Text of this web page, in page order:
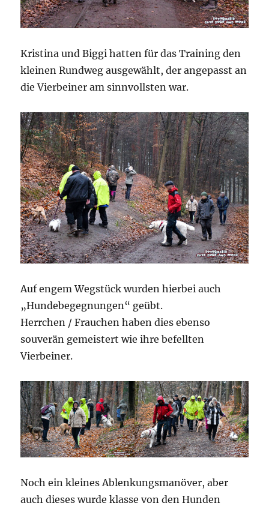
Kristina und Biggi hatten für das Training den
kleinen Rundweg ausgewählt, der angepasst an
die Vierbeiner am sinnvollsten war.
Auf engem Wegstück wurden hierbei auch
„Hundebegegnungen“ geübt.
Herrchen / Frauchen haben dies ebenso
souverän gemeistert wie ihre befellten
Vierbeiner.
Noch ein kleines Ablenkungsmanöver, aber
auch dieses wurde klasse von den Hunden